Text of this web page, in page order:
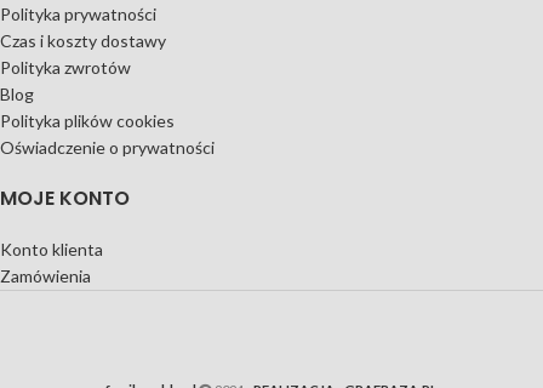
Polityka prywatności
Czas i koszty dostawy
Polityka zwrotów
Blog
Polityka plików cookies
Oświadczenie o prywatności
MOJE KONTO
Konto klienta
Zamówienia